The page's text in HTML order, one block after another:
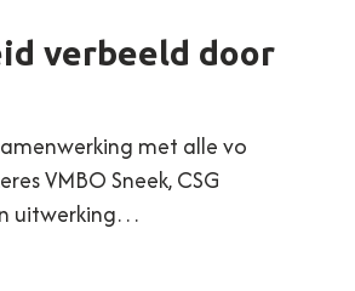
verbeeld door
met alle vo
VMBO Sneek, CSG
uitwerking…